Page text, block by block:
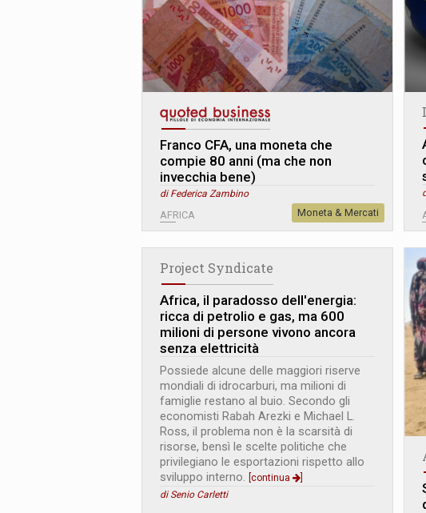
Franco CFA, una moneta che
compie 80 anni (ma che non
invecchia bene)
di Federica Zambino
AFRICA Moneta & Mercati
Project Syndicate
Africa, il paradosso dell'energia:
ricca di petrolio e gas, ma 600
milioni di persone vivono ancora
senza elettricità
Possiede alcune delle maggiori riserve
mondiali di idrocarburi, ma milioni di
famiglie restano al buio. Secondo gli
economisti Rabah Arezki e Michael L.
Ross, il problema non è la scarsità di
risorse, bensì le scelte politiche che
privilegiano le esportazioni rispetto allo
sviluppo interno. [continua
di Senio Carletti